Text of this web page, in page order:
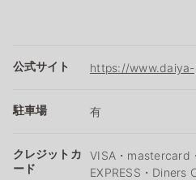
公式サイト https://
駐車場 有
クレジットカ
ード
VISA・mastercard
EXPRESS・Diners